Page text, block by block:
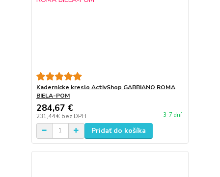
Kadernícke kreslo ActivShop GABBIANO ROMA
BIELA-POM
284,67 €
231,44 € bez DPH 3-7 dní
Pridať do košíka